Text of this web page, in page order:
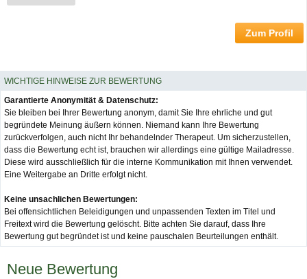
Zum Profil
WICHTIGE HINWEISE ZUR BEWERTUNG
Garantierte Anonymität & Datenschutz:
Sie bleiben bei Ihrer Bewertung anonym, damit Sie Ihre ehrliche und gut
begründete Meinung äußern können. Niemand kann Ihre Bewertung
zurückverfolgen, auch nicht Ihr behandelnder Therapeut. Um sicherzustellen,
dass die Bewertung echt ist, brauchen wir allerdings eine gültige Mailadresse.
Diese wird ausschließlich für die interne Kommunikation mit Ihnen verwendet.
Eine Weitergabe an Dritte erfolgt nicht.
Keine unsachlichen Bewertungen:
Bei offensichtlichen Beleidigungen und unpassenden Texten im Titel und
Freitext wird die Bewertung gelöscht. Bitte achten Sie darauf, dass Ihre
Bewertung gut begründet ist und keine pauschalen Beurteilungen enthält.
Neue Bewertung